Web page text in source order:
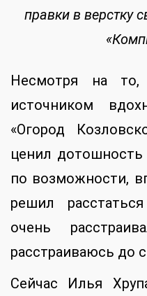
правки в верстку
Несмотря на
источником
«Огород
ценил
по возможности,
решил
очень
расстраиваюсь до
Сейчас Илья